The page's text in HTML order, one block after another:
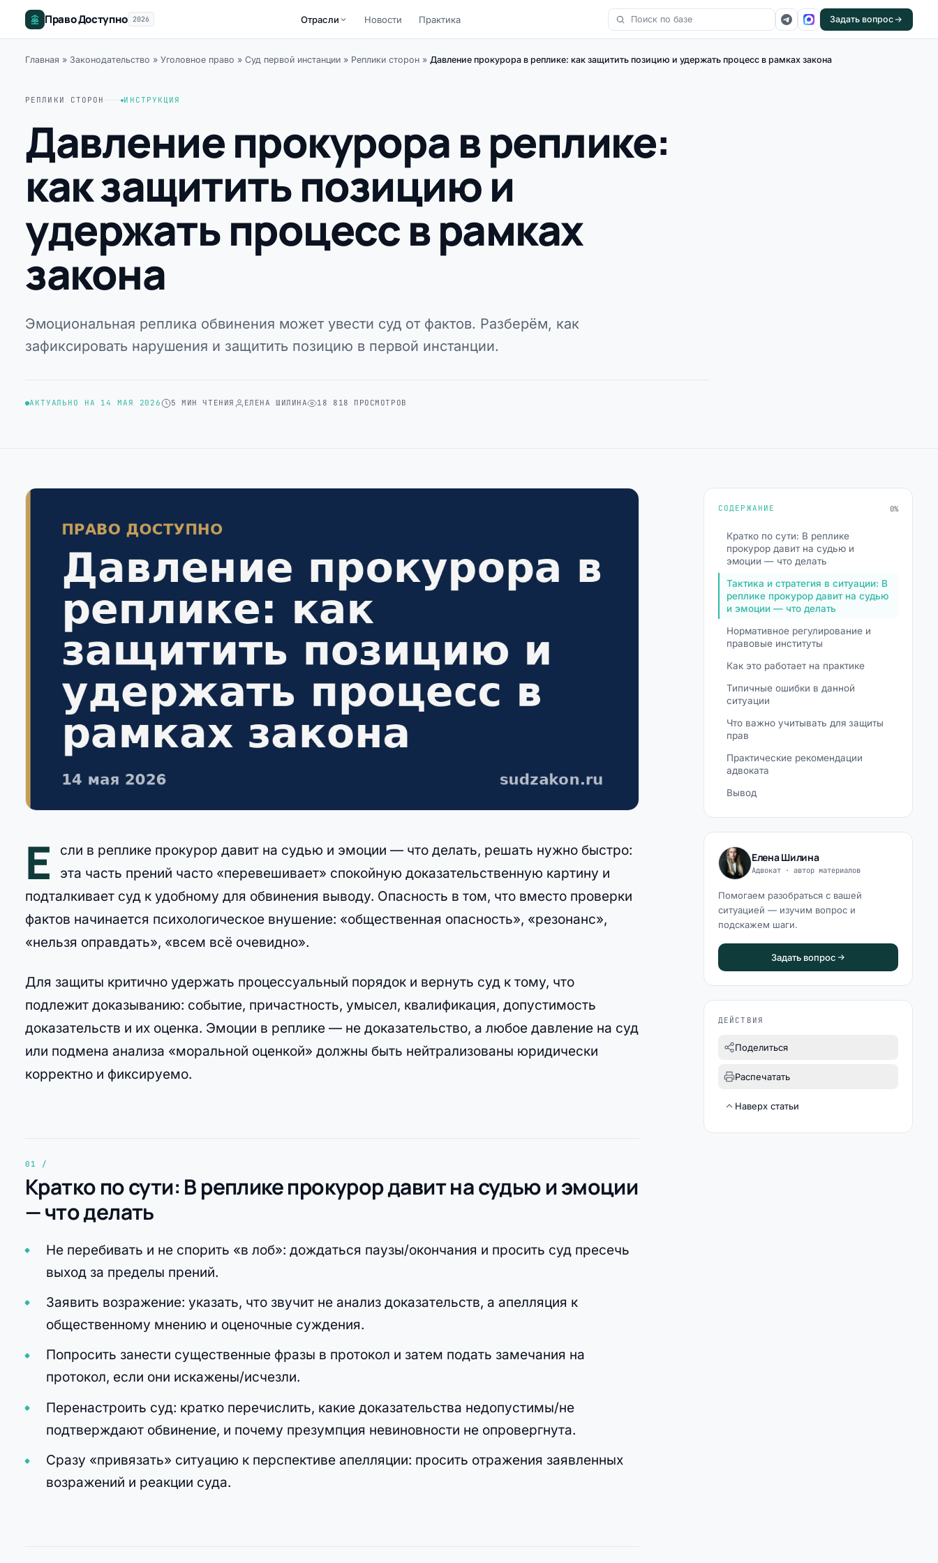
Право Доступно 2026 Отрасли Новости Практика Задать вопрос
Главная » Законодательство » Уголовное право » Суд первой инстанции » Реплики сторон » Давление прокурора в реплике: как защитить позицию и удержать процесс в рамках закона
РЕПЛИКИ СТОРОН ИНСТРУКЦИЯ
Давление прокурора в реплике:
как защитить позицию и
удержать процесс в рамках
закона
Эмоциональная реплика обвинения может увести суд от фактов. Разберём, как
зафиксировать нарушения и защитить позицию в первой инстанции.
АКТУАЛЬНО НА 14 МАЯ 2026 5 МИН ЧТЕНИЯ ЕЛЕНА ШИЛИНА 18 818 ПРОСМОТРОВ
Е
сли в реплике прокурор давит на судью и эмоции — что делать, решать нужно быстро:
эта часть прений часто «перевешивает» спокойную доказательственную картину и
подталкивает суд к удобному для обвинения выводу. Опасность в том, что вместо проверки
фактов начинается психологическое внушение: «общественная опасность», «резонанс»,
«нельзя оправдать», «всем всё очевидно».
Для защиты критично удержать процессуальный порядок и вернуть суд к тому, что
подлежит доказыванию: событие, причастность, умысел, квалификация, допустимость
доказательств и их оценка. Эмоции в реплике — не доказательство, а любое давление на суд
или подмена анализа «моральной оценкой» должны быть нейтрализованы юридически
корректно и фиксируемо.
Кратко по сути: В реплике прокурор давит на судью и эмоции
— что делать
Не перебивать и не спорить «в лоб»: дождаться паузы/окончания и просить суд пресечь
выход за пределы прений.
Заявить возражение: указать, что звучит не анализ доказательств, а апелляция к
общественному мнению и оценочные суждения.
Попросить занести существенные фразы в протокол и затем подать замечания на
протокол, если они искажены/исчезли.
Перенастроить суд: кратко перечислить, какие доказательства недопустимы/не
подтверждают обвинение, и почему презумпция невиновности не опровергнута.
Сразу «привязать» ситуацию к перспективе апелляции: просить отражения заявленных
возражений и реакции суда.
СОДЕРЖАНИЕ 0%
Кратко по сути: В реплике
прокурор давит на судью и
эмоции — что делать
Тактика и стратегия в ситуации: В
реплике прокурор давит на судью
и эмоции — что делать
Нормативное регулирование и
правовые институты
Как это работает на практике
Типичные ошибки в данной
ситуации
Что важно учитывать для защиты
прав
Практические рекомендации
адвоката
Вывод
Елена Шилина
Адвокат · автор материалов
Помогаем разобраться с вашей
ситуацией — изучим вопрос и
подскажем шаги.
Задать вопрос
ДЕЙСТВИЯ
Поделиться
Распечатать
Наверх статьи